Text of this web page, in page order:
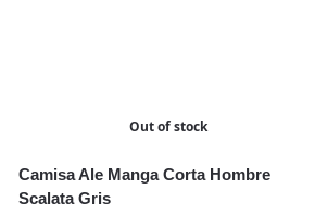
Out of stock
Camisa Ale Manga Corta Hombre
Scalata Gris